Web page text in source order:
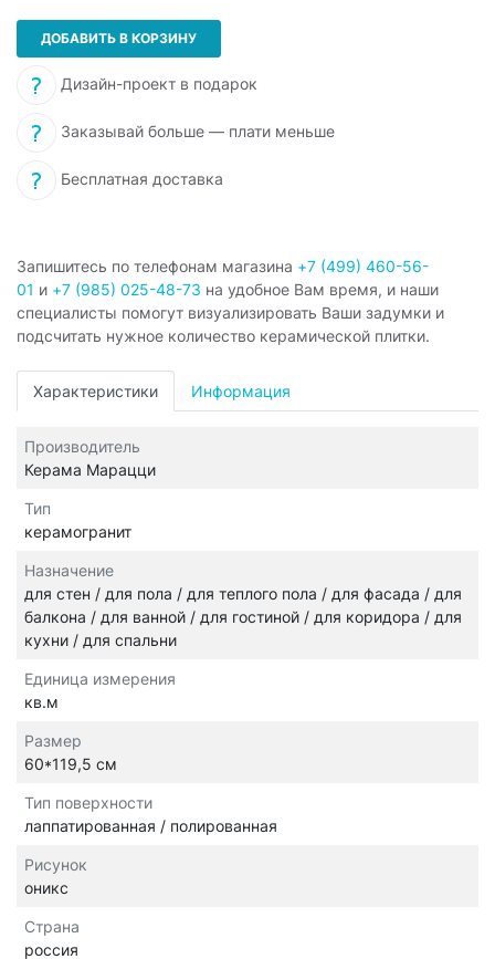
ДОБАВИТЬ В КОРЗИНУ
Дизайн-проект в подарок
Заказывай больше — плати меньше
Бесплатная доставка
Запишитесь по телефонам магазина +7 (499) 460-56-
01 и +7 (985) 025-48-73 на удобное Вам время, и наши
специалисты помогут визуализировать Ваши задумки и
подсчитать нужное количество керамической плитки.
Характеристики Информация
Производитель
Керама Марацци
Тип
керамогранит
Назначение
для стен / для пола / для теплого пола / для фасада / для
балкона / для ванной / для гостиной / для коридора / для
кухни / для спальни
Единица измерения
кв.м
Размер
60*119,5 см
Тип поверхности
лаппатированная / полированная
Рисунок
оникс
Страна
россия